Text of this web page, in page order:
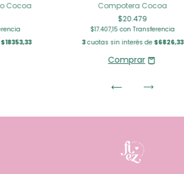
Cocoa
$18353,33
Compotera Cocoa
$20.479
$17.407,15con Transferencia
3cuotas sin interés de$6826,33